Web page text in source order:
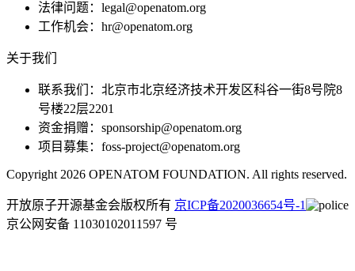
法律问题：legal@openatom.org
工作机会：hr@openatom.org
关于我们
联系我们：北京市北京经济技术开发区科谷一街8号院8
号楼22层2201
资金捐赠：sponsorship@openatom.org
项目募集：foss-project@openatom.org
Copyright 2026 OPENATOM FOUNDATION. All rights reserved.
开放原子开源基金会版权所有 京ICP备2020036654号-1
京公网安备 11030102011597 号